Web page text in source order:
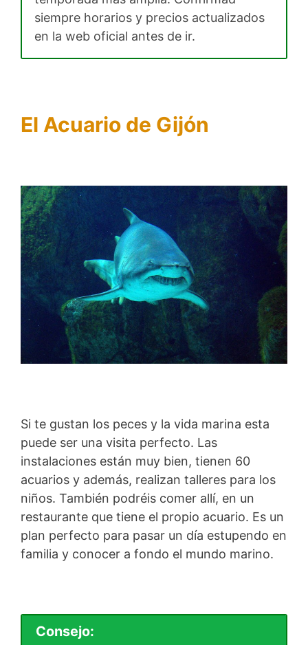
siempre horarios y precios actualizados
en la web oficial antes de ir.
El Acuario de Gijón
Si te gustan los peces y la vida marina esta
puede ser una visita perfecto. Las
instalaciones están muy bien, tienen 60
acuarios y además, realizan talleres para los
niños. También podréis comer allí, en un
restaurante que tiene el propio acuario. Es un
plan perfecto para pasar un día estupendo en
familia y conocer a fondo el mundo marino.
Consejo: